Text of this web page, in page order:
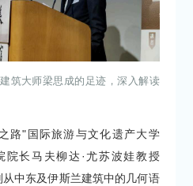
筑大师梁思成的足迹，深入解读
路"国际旅游与文化遗产大学
长马夫柳达·尤苏波娃教授
中东及伊斯兰建筑中的几何语